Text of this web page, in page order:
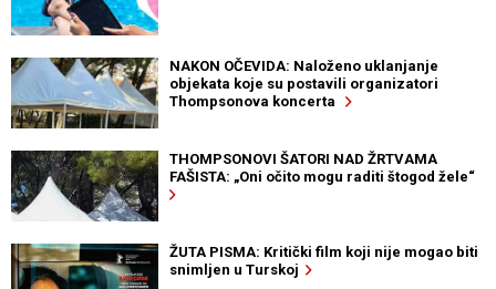
NAKON OČEVIDA: Naloženo uklanjanje
objekata koje su postavili organizatori
Thompsonova koncerta
THOMPSONOVI ŠATORI NAD ŽRTVAMA
FAŠISTA: „Oni očito mogu raditi štogod žele“
ŽUTA PISMA: Kritički film koji nije mogao biti
snimljen u Turskoj